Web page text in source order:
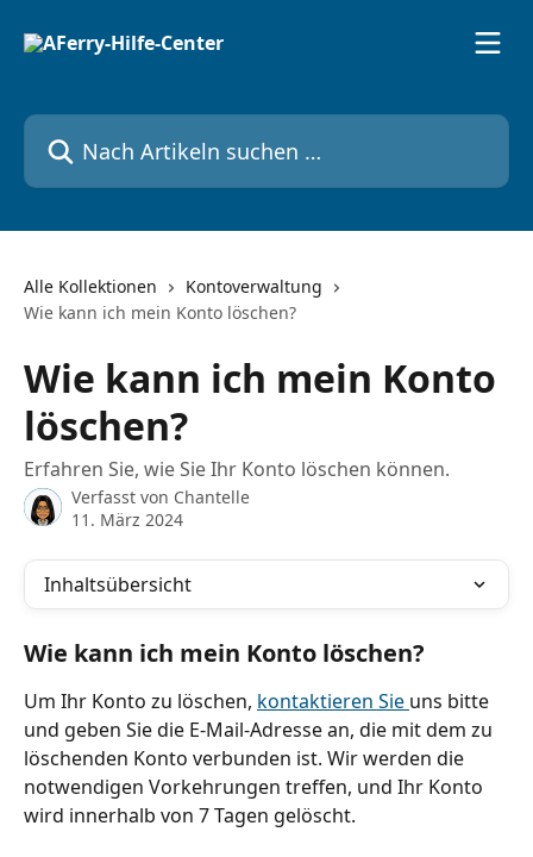
Nach Artikeln suchen …
Alle Kollektionen
Kontoverwaltung
Wie kann ich mein Konto löschen?
Wie kann ich mein Konto
löschen?
Erfahren Sie, wie Sie Ihr Konto löschen können.
Verfasst von Chantelle
11. März 2024
Inhaltsübersicht
Wie kann ich mein Konto löschen?
Um Ihr Konto zu löschen, kontaktieren Sie uns bitte
und geben Sie die E-Mail-Adresse an, die mit dem zu
löschenden Konto verbunden ist. Wir werden die
notwendigen Vorkehrungen treffen, und Ihr Konto
wird innerhalb von 7 Tagen gelöscht.